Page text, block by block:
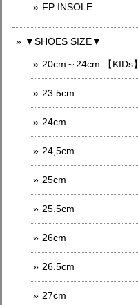
FP INSOLE
▼SHOES SIZE▼
20cm～24cm 【KIDs】
23.5cm
24cm
24,5cm
25cm
25.5cm
26cm
26.5cm
27cm